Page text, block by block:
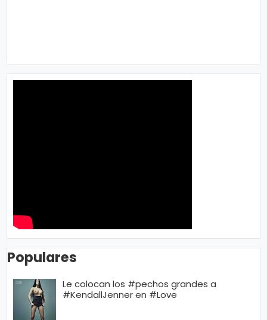
Populares
Le colocan los #pechos grandes a
#KendallJenner en #Love